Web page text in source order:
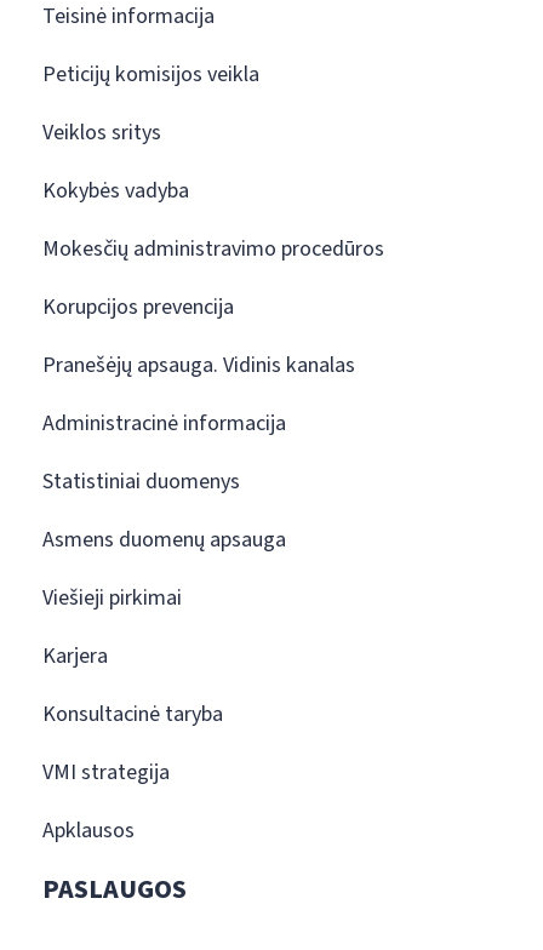
Teisinė informacija
Peticijų komisijos veikla
Veiklos sritys
Kokybės vadyba
Mokesčių administravimo procedūros
Korupcijos prevencija
Pranešėjų apsauga. Vidinis kanalas
Administracinė informacija
Statistiniai duomenys
Asmens duomenų apsauga
Viešieji pirkimai
Karjera
Konsultacinė taryba
VMI strategija
Apklausos
PASLAUGOS